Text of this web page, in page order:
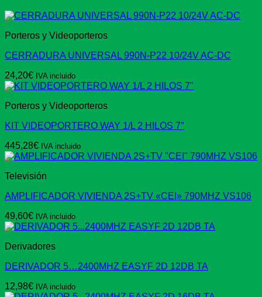
Porteros y Videoporteros
CERRADURA UNIVERSAL 990N-P22 10/24V AC-DC
24,20€ IVA incluido
Porteros y Videoporteros
KIT VIDEOPORTERO WAY 1/L 2 HILOS 7″
445,28€ IVA incluido
Televisión
AMPLIFICADOR VIVIENDA 2S+TV «CEI» 790MHZ VS106
49,60€ IVA incluido
Derivadores
DERIVADOR 5…2400MHZ EASYF 2D 12DB TA
12,98€ IVA incluido